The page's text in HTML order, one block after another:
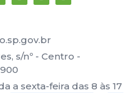
s/nº - Centro -
a sexta-feira das 8 às 17